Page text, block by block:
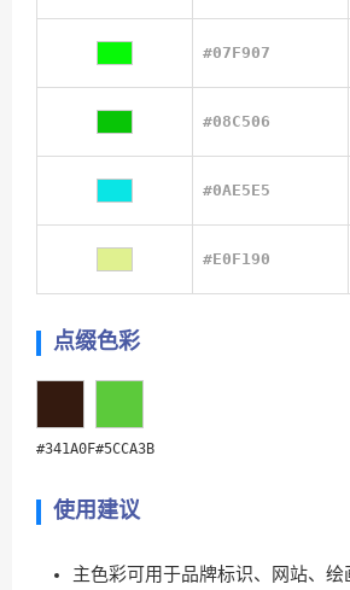
#07F907
#08C506
#0AE5E5
#E0F190
点缀色彩
#341A0F#5CCA3B
使用建议
主色彩可用于品牌标识、网站、绘